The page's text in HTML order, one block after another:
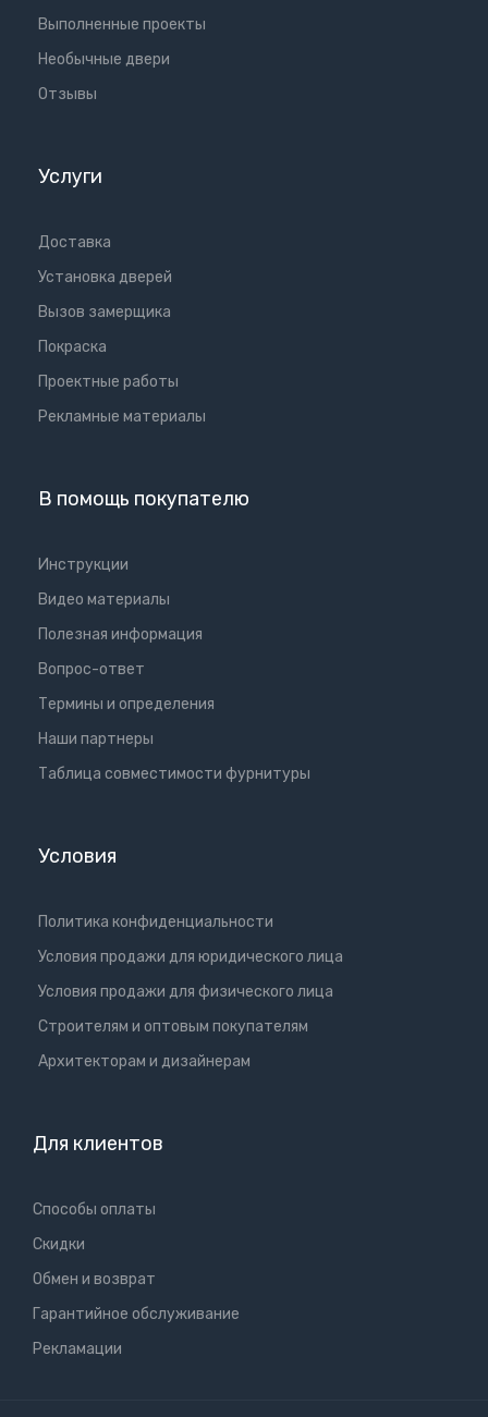
Выполненные проекты
Необычные двери
Отзывы
Услуги
Доставка
Установка дверей
Вызов замерщика
Покраска
Проектные работы
Рекламные материалы
В помощь покупателю
Инструкции
Видео материалы
Полезная информация
Вопрос-ответ
Термины и определения
Наши партнеры
Таблица совместимости фурнитуры
Условия
Политика конфиденциальности
Условия продажи для юридического лица
Условия продажи для физического лица
Cтроителям и оптовым покупателям
Aрхитекторам и дизайнерам
Для клиентов
Способы оплаты
Скидки
Обмен и возврат
Гарантийное обслуживание
Рекламации